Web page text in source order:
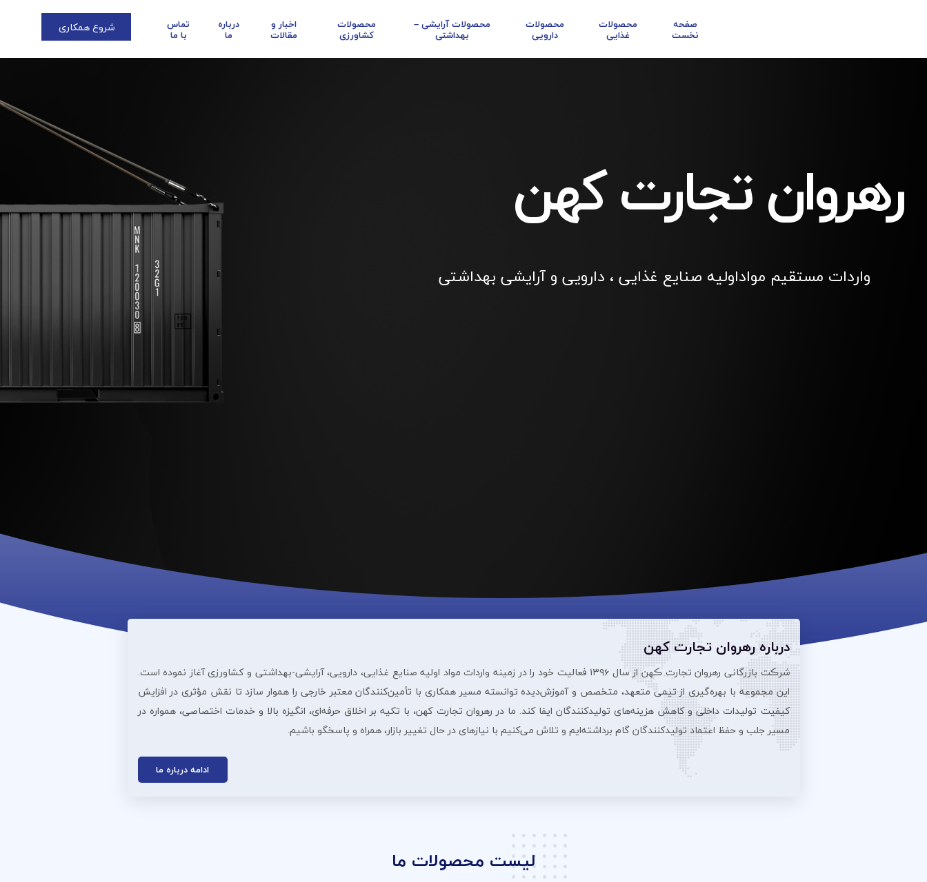
صفحه
نخست
محصولات
غذایی
محصولات
دارویی
محصولات آرایشی –
بهداشتی
محصولات
کشاورزی
اخبار و
مقالات
درباره
ما
تماس
با ما شروع همکاری
رهروان تجارت کهن
واردات مستقیم مواداولیه صنایع غذایی ، دارویی و آرایشی بهداشتی
درباره رهروان تجارت کهن
شرڪت بازرگانی رهروان تجارت ڪهن از سال ۱۳۹۶ فعالیت خود را در زمینه واردات مواد اولیه صنایع غذایی، دارویی، آرایشی‌-بهداشتی و کشاورزی آغاز نموده است.
این مجموعه با بهره‌گیری از تیمی متعهد، متخصص و آموزش‌دیده توانسته مسیر همکاری با تأمین‌کنندگان معتبر خارجی را هموار سازد تا نقش مؤثری در افزایش
کیفیت تولیدات داخلی و کاهش هزینه‌های تولیدکنندگان ایفا کند. ما در رهروان تجارت کهن، با تکیه بر اخلاق حرفه‌ای، انگیزه بالا و خدمات اختصاصی، همواره در
مسیر جلب و حفظ اعتماد تولیدکنندگان گام برداشته‌ایم و تلاش می‌کنیم با نیازهای در حال تغییر بازار، همراه و پاسخگو باشیم.
ادامه درباره ما
لیست محصولات ما